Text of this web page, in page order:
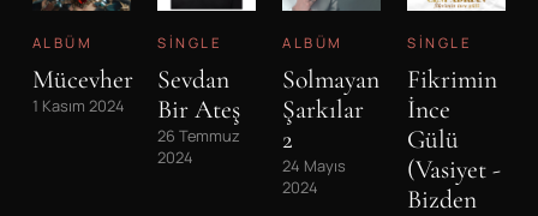
ALBÜM
Mücevher
1 Kasım 2024
SINGLE
Sevdan
Bir Ateş
26 Temmuz
2024
ALBÜM
Solmayan
Şarkılar
2
24 Mayıs
2024
SINGLE
Fikrimin
İnce
Gülü
(Vasiyet -
Bizden